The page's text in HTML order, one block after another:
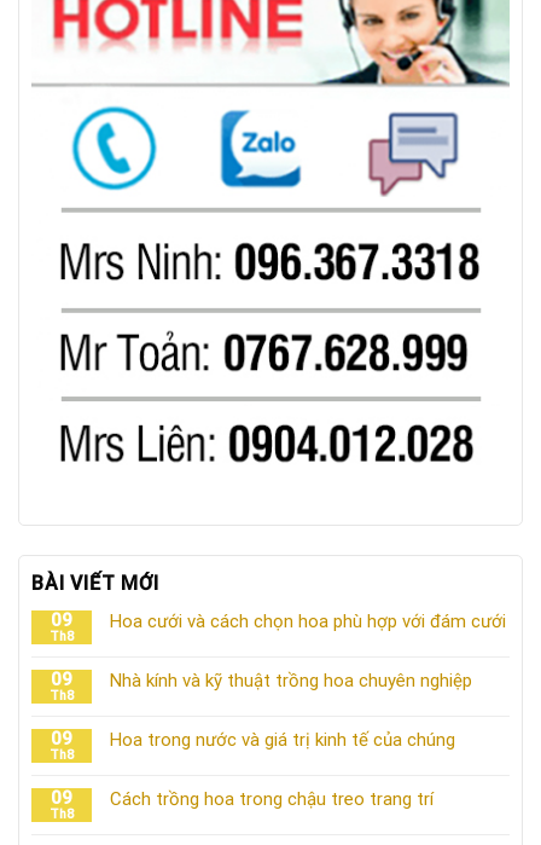
BÀI VIẾT MỚI
09
Th8
Hoa cưới và cách chọn hoa phù hợp với đám cưới
09
Th8
Nhà kính và kỹ thuật trồng hoa chuyên nghiệp
09
Th8
Hoa trong nước và giá trị kinh tế của chúng
09
Th8
Cách trồng hoa trong chậu treo trang trí